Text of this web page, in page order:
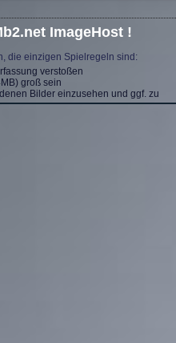
ImageHost !
die einzigen Spielregeln sind:
verstoßen
groß sein
Bilder einzusehen und ggf. zu